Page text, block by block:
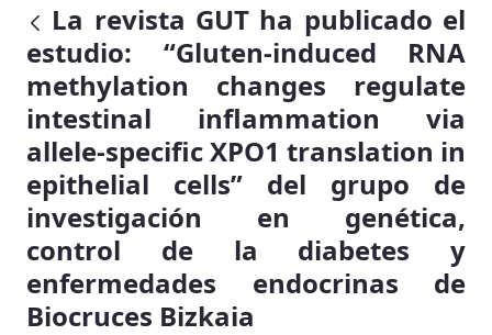
La revista GUT ha publicado el
estudio: “Gluten-induced RNA
methylation changes regulate
intestinal inflammation via
allele-specific XPO1 translation in
epithelial cells” del grupo de
investigación en genética,
control de la diabetes y
enfermedades endocrinas de
Biocruces Bizkaia